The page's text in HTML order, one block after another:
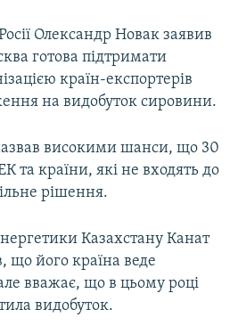
Олександр Новак заявив
готова підтримати
країн-експортерів
на видобуток сировини.
високими шанси, що 30
та країни, які не входять до
рішення.
Казахстану Канат
що його країна веде
вважає, що в цьому році
видобуток.